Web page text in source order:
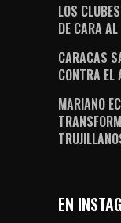
LOS
DE CARA
CARACAS
CONTRA EL
MARIANO
EN